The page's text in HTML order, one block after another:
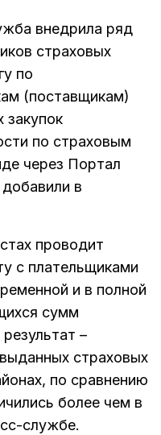
внедрила ряд
страховых
по
(поставщикам)
закупок
по страховым
через Портал
в
проводит
с плательщиками
и в полной
сумм
–
страховых
по сравнению
более чем в
службе.